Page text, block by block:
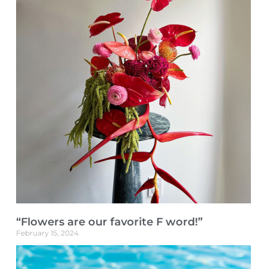
“Flowers are our favorite F word!”
February 15, 2024